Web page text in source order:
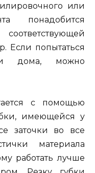
или
понадобится
Если попытаться
дома, можно
с помощью
имеющейся у
заточки во все
материала
работать лучше